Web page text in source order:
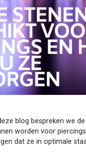
blog bespreken we
worden voor
dat ze in optimale